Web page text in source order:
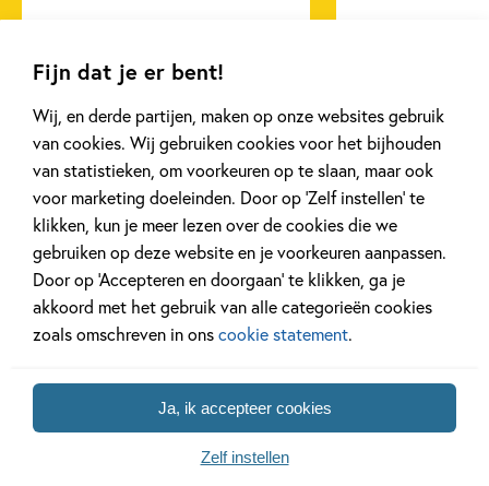
Fijn dat je er bent!
Wij, en derde partijen, maken op onze websites gebruik
van cookies. Wij gebruiken cookies voor het bijhouden
van statistieken, om voorkeuren op te slaan, maar ook
voor marketing doeleinden. Door op ‘Zelf instellen’ te
klikken, kun je meer lezen over de cookies die we
gebruiken op deze website en je voorkeuren aanpassen.
Door op ‘Accepteren en doorgaan’ te klikken, ga je
akkoord met het gebruik van alle categorieën cookies
zoals omschreven in onscookie statement.
Ja, ik accepteer cookies
Zelf instellen
Bekijk alle artikelen
Bekijk ook eens